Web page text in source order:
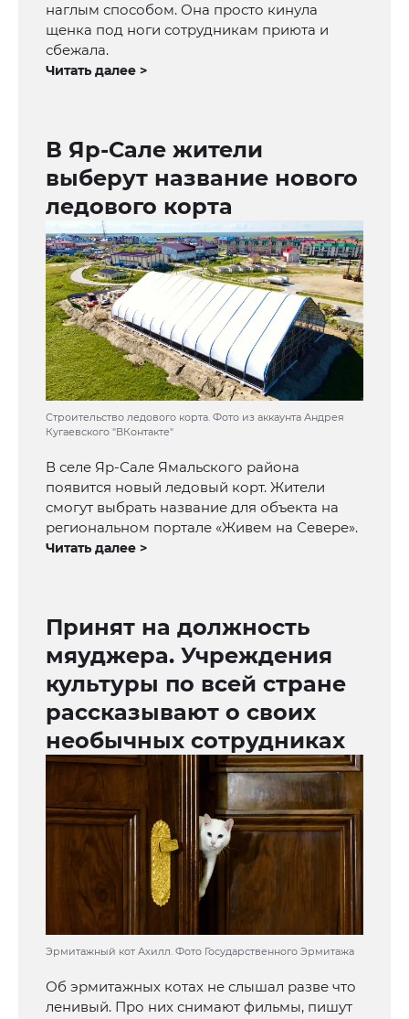
наглым способом. Она просто кинула
щенка под ноги сотрудникам приюта и
сбежала.
Читать далее >
В Яр-Сале жители
выберут название нового
ледового корта
Строительство ледового корта. Фото из аккаунта Андрея
Кугаевского "ВКонтакте"
В селе Яр-Сале Ямальского района
появится новый ледовый корт. Жители
смогут выбрать название для объекта на
региональном портале «Живем на Севере».
Читать далее >
Принят на должность
мяуджера. Учреждения
культуры по всей стране
рассказывают о своих
необычных сотрудниках
Эрмитажный кот Ахилл. Фото Государственного Эрмитажа
Об эрмитажных котах не слышал разве что
ленивый. Про них снимают фильмы, пишут